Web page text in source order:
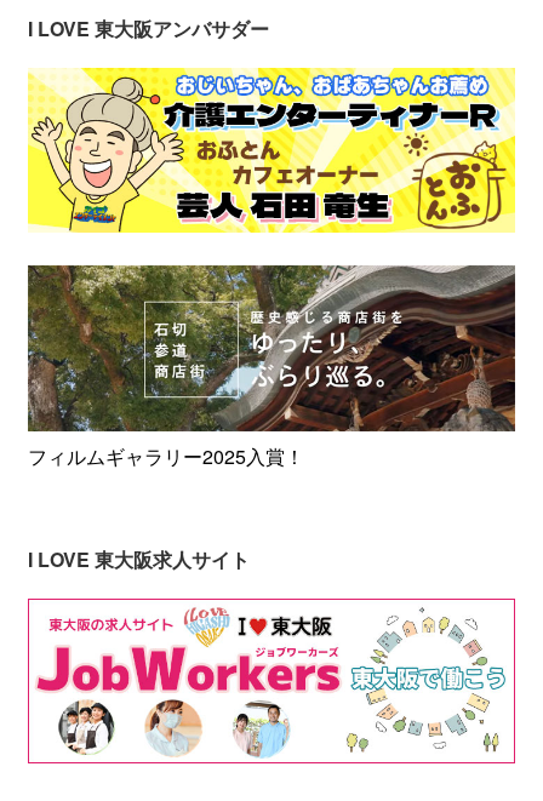
I LOVE 東大阪アンバサダー
フィルムギャラリー2025入賞！
I LOVE 東大阪求人サイト